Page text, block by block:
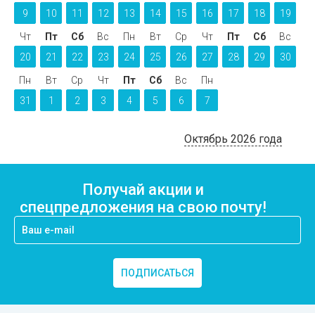
9
10
11
12
13
14
15
16
17
18
19
Чт
20
Пт
21
Сб
22
Вс
23
Пн
24
Вт
25
Ср
26
Чт
27
Пт
28
Сб
29
Вс
30
Пн
31
Вт
1
Ср
2
Чт
3
Пт
4
Сб
5
Вс
6
Пн
7
Октябрь 2026 года
Получай акции и
спецпредложения на свою почту!
ПОДПИСАТЬСЯ